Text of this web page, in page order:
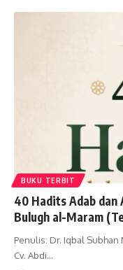
BUKU TERBIT
40 Hadits Adab
Bulugh al-Maram
Penulis: Dr. Iqbal Subhan
Cv. Abdi…